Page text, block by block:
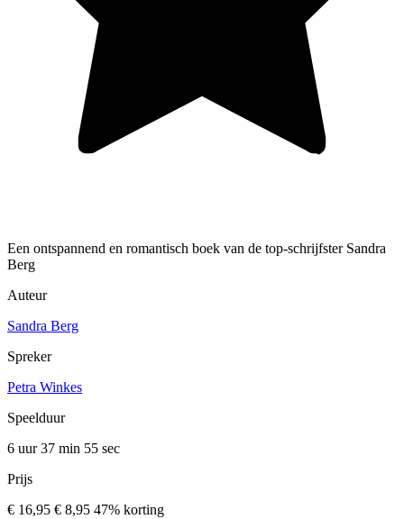
Een ontspannend en romantisch boek van de top-schrijfster Sandra
Berg
Auteur
Sandra Berg
Spreker
Petra Winkes
Speelduur
6 uur 37 min 55 sec
Prijs
€ 16,95 € 8,95 47% korting